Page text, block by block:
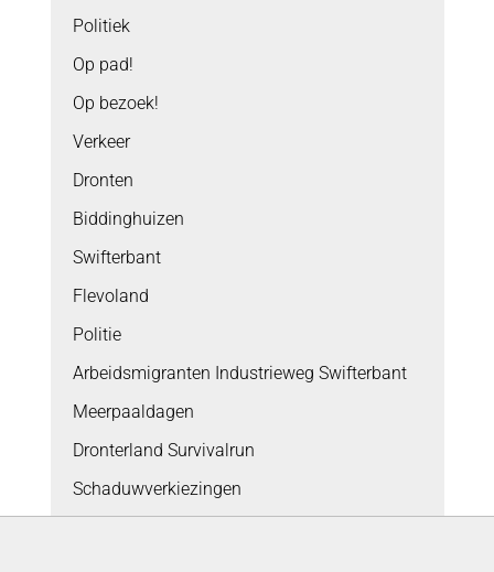
Politiek
Op pad!
Op bezoek!
Verkeer
Dronten
Biddinghuizen
Swifterbant
Flevoland
Politie
Arbeidsmigranten Industrieweg Swifterbant
Meerpaaldagen
Dronterland Survivalrun
Schaduwverkiezingen